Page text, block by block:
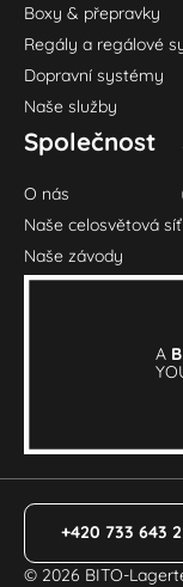
Boxy & přepravky
Regály a regálové
Dopravní systémy
Naše služby
Společnost
O nás
Naše celosvětová síť
Naše závody
A
+420 733 643
© 2026 BITO-